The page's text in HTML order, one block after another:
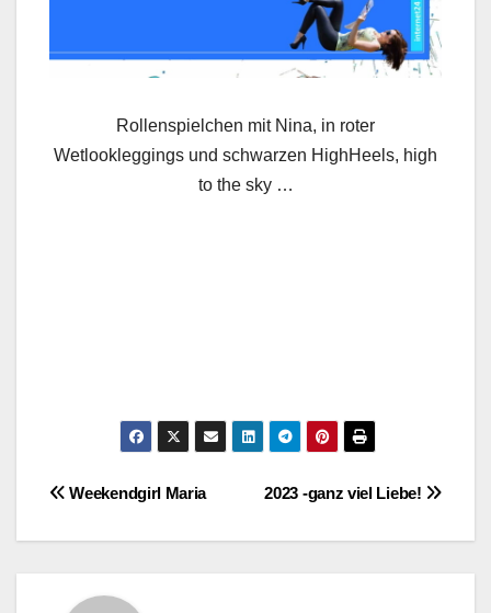
Rollenspielchen mit Nina, in roter
Wetlookleggings und schwarzen HighHeels, high
to the sky …
Post
navigation
2023 -ganz viel Liebe!
Weekendgirl Maria